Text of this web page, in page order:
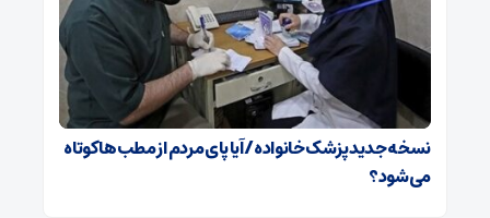
نسخه جدید پزشک خانواده/ آیا پای مردم از مطب‌ها‌ کوتاه
می‌شود؟